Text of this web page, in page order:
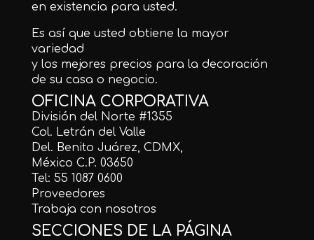
en existencia para usted.
Es así que usted obtiene la mayor
variedad
y los mejores precios para la decoración
de su casa o negocio.
OFICINA CORPORATIVA
División del Norte #1355
Col. Letrán del Valle
Del. Benito Juárez, CDMX,
México C.P. 03650
Tel: 55 1087 0600
Proveedores
Trabaja con nosotros
SECCIONES DE LA PÁGINA